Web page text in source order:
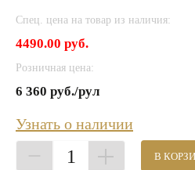
Спец. цена на товар из наличия:
4490.00 руб.
Розничная цена:
6 360 руб./рул
Узнать о наличии
1 В